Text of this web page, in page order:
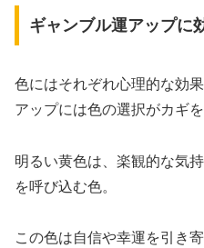
ギャンブル運アップに
色にはそれぞれ心理的な効
アップには色の選択がカギを
明るい黄色は、楽観的な気
を呼び込む色。
この色は自信や幸運を引き